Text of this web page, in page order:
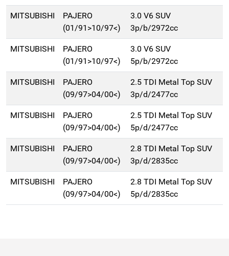
MITSUBISHI
PAJERO
(01/91>10/97<)
3.0 V6 SUV
3p/b/2972cc
MITSUBISHI
PAJERO
(01/91>10/97<)
3.0 V6 SUV
5p/b/2972cc
MITSUBISHI
PAJERO
(09/97>04/00<)
2.5 TDI Metal Top SUV
3p/d/2477cc
MITSUBISHI
PAJERO
(09/97>04/00<)
2.5 TDI Metal Top SUV
5p/d/2477cc
MITSUBISHI
PAJERO
(09/97>04/00<)
2.8 TDI Metal Top SUV
3p/d/2835cc
MITSUBISHI
PAJERO
(09/97>04/00<)
2.8 TDI Metal Top SUV
5p/d/2835cc